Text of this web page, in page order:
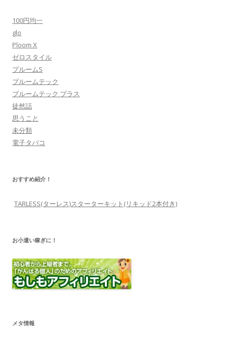
100円均一
glo
Ploom X
ゼロスタイル
プルームS
プルームテック
プルームテック プラス
徒然話
思うこと
未分類
電子タバコ
おすすめ紹介！
TARLESS(ターレス)スターターキット(リキッド2本付き)
お小遣い稼ぎに！
メタ情報